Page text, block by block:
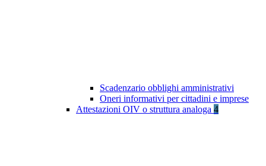
Scadenzario obblighi amministrativi
Oneri informativi per cittadini e imprese
Attestazioni OIV o struttura analoga 4